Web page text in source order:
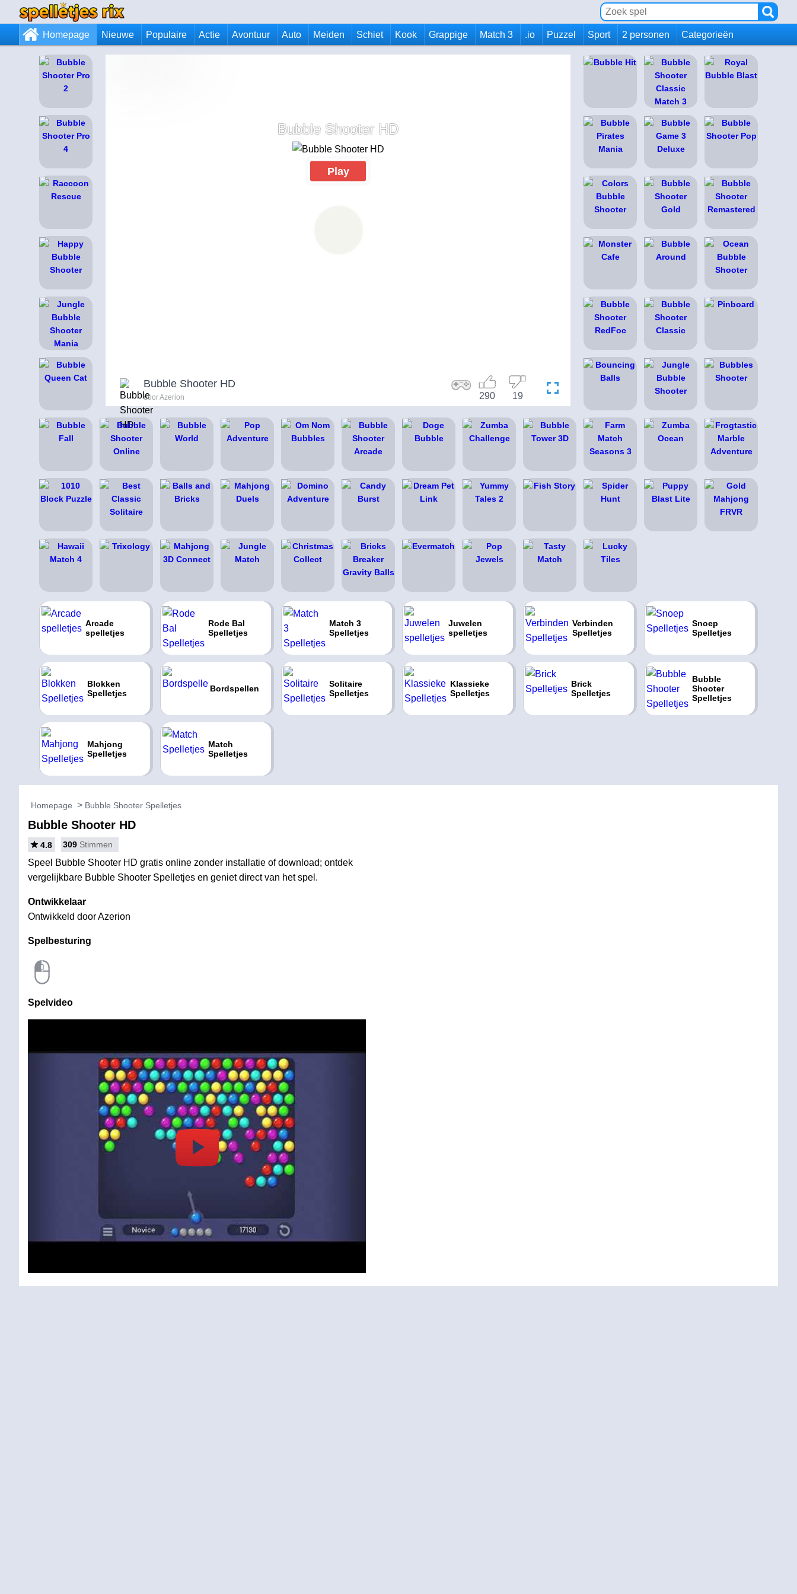
Homepage Nieuwe Populaire Actie Avontuur Auto Meiden Schiet Kook Grappige Match 3 .io Puzzel Sport 2 personen Categorieën
Bubble Shooter HD
Play
Bubble Shooter HD
door Azerion 19
290
Arcade
spelletjes
Rode Bal
Spelletjes
Match 3
Spelletjes
Juwelen
spelletjes
Verbinden
Spelletjes
Snoep
Spelletjes
Blokken
Spelletjes
Bordspellen
Solitaire
Spelletjes
Klassieke
Spelletjes
Brick
Spelletjes
Bubble
Shooter
Spelletjes
Mahjong
Spelletjes
Match
Spelletjes
Homepage Bubble Shooter Spelletjes
Bubble Shooter HD
4.8 309 Stimmen
Speel Bubble Shooter HD gratis online zonder installatie of download; ontdek
vergelijkbare Bubble Shooter Spelletjes en geniet direct van het spel.
Ontwikkelaar
Ontwikkeld door Azerion
Spelbesturing
Spelvideo